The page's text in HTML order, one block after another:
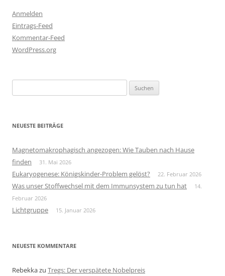
Anmelden
Eintrags-Feed
Kommentar-Feed
WordPress.org
nach:
NEUESTE BEITRÄGE
Magnetomakrophagisch angezogen: Wie Tauben nach Hause
finden
31. Mai 2026
Eukaryogenese: Königskinder-Problem gelöst? 22. Februar 2026
Was unser Stoffwechsel mit dem Immunsystem zu tun hat
14.
Februar 2026
Lichtgruppe 15. Januar 2026
NEUESTE KOMMENTARE
Rebekkazu Tregs: Der verspätete Nobelpreis